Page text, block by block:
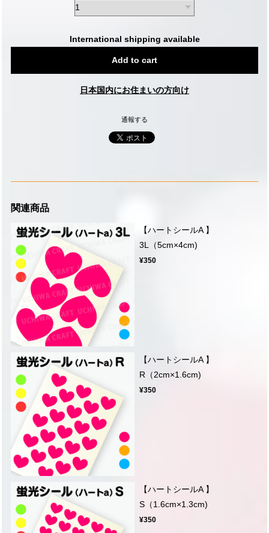
International shipping available
Add to cart
日本国内にお住まいの方向け
通報する
関連商品
【ハートシールA 】
3L（5cm×4cm)
¥350
【ハートシールA 】
R（2cm×1.6cm)
¥350
【ハートシールA 】
S（1.6cm×1.3cm)
¥350